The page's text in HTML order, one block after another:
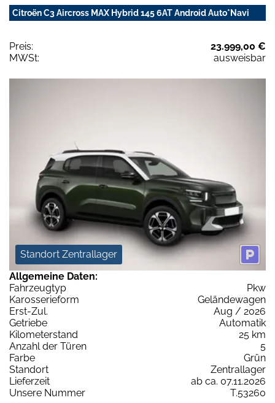
Citroën C3 Aircross MAX Hybrid 145 6AT Android Auto*Navi
Preis:
23.999,00 €
MWSt:
ausweisbar
Standort Zentrallager
Allgemeine Daten:
Fahrzeugtyp
Pkw
Karosserieform
Geländewagen
Erst-Zul.
Aug / 2026
Getriebe
Automatik
Kilometerstand
25 km
Anzahl der Türen
5
Farbe
Grün
Standort
Zentrallager
Lieferzeit
ab ca. 07.11.2026
Unsere Nummer
T.53260